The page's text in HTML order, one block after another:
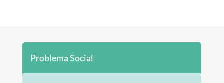
Problema Social